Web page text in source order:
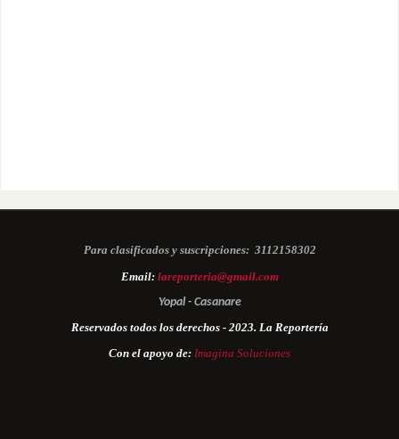
Para clasificados y suscripciones: 3112158302
Email: lareporteria@gmail.com
Yopal - Casanare
Reservados todos los derechos - 2023. La Reportería
Con el apoyo de: Imagina Soluciones